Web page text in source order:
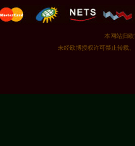
本网站归
未经欧博授权许可禁止转载